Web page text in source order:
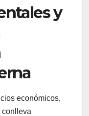
y
económicos,
conlleva